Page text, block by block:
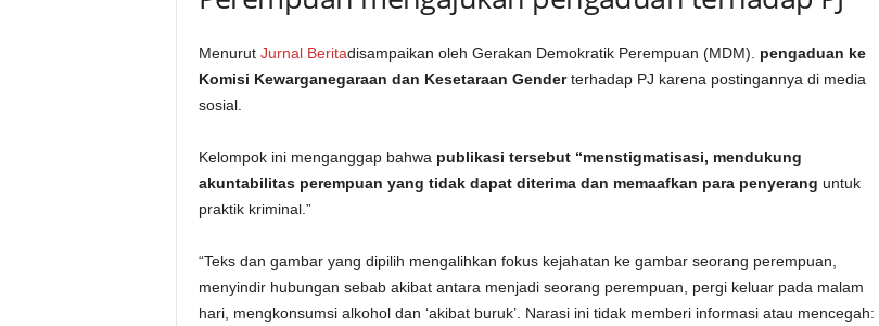
Menurut Jurnal Beritadisampaikan oleh Gerakan Demokratik Perempuan (MDM).
pengaduan ke
Komisi Kewarganegaraan dan Kesetaraan Genderterhadap PJ karena postingannya di media
sosial.
Kelompok ini menganggap bahwa publikasi tersebut “menstigmatisasi, mendukung
akuntabilitas perempuan yang tidak dapat diterima dan memaafkan para penyerang untuk
praktik kriminal.”
“Teks dan gambar yang dipilih mengalihkan fokus kejahatan ke gambar seorang perempuan,
menyindir hubungan sebab akibat antara menjadi seorang perempuan, pergi keluar pada malam
hari, mengkonsumsi alkohol dan ‘akibat buruk’. Narasi ini tidak memberi informasi atau mencegah: